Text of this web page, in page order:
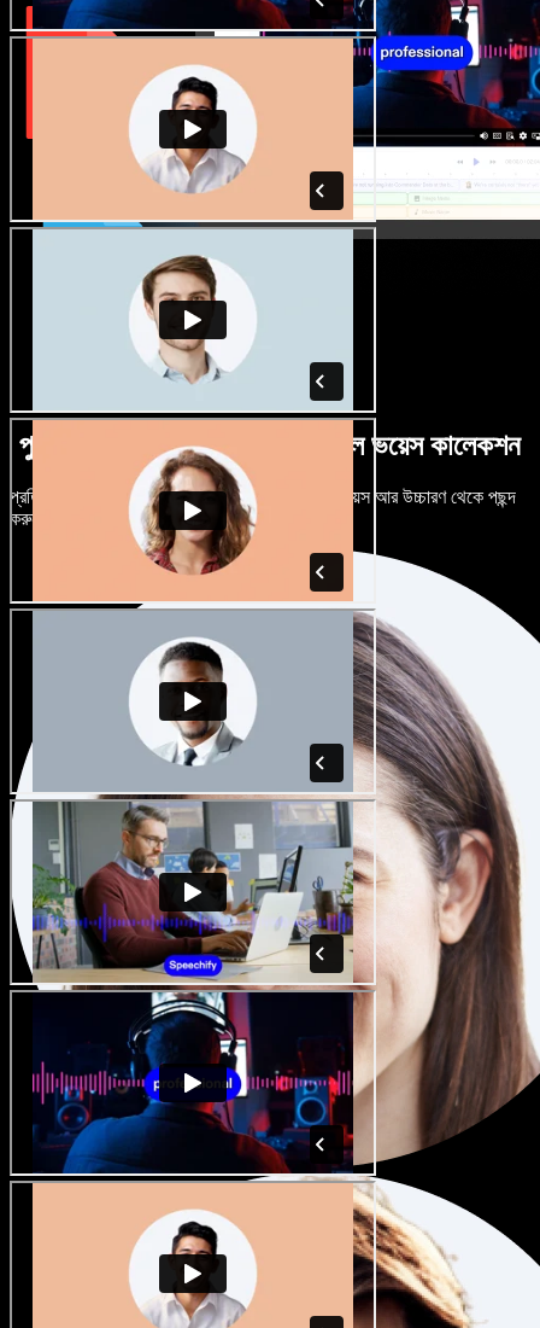
পুরুষ-নারী ভেদে নানান উচ্চারণে বিশাল ভয়েস কালেকশন
প্রতিটি প্রজেক্টকে আলাদা শোনাতে দিন। শত শত AI ভয়েস আর উচ্চারণ থেকে পছন্দ
করুন, নিজের মতো টিউন করুন।